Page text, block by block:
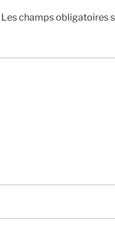
Les champs obligatoires